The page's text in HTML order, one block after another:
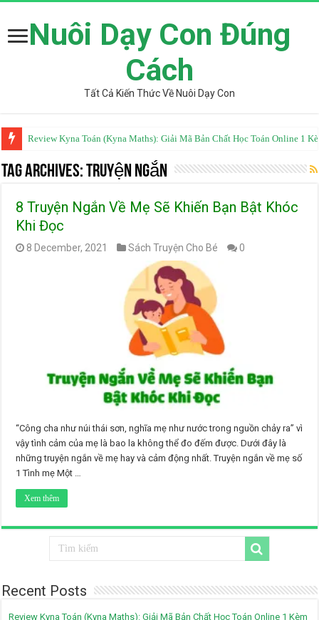
Nuôi Dạy Con Đúng
Cách
Tất Cả Kiến Thức Về Nuôi Dạy Con
Review Kyna Toán (Kyna Maths): Giải Mã Bản Chất Học Toán Online 1
Tag Archives:Truyện Ngắn
8 Truyện Ngắn Về Mẹ Sẽ Khiến Bạn Bật Khóc
Khi Đọc
8 December, 2021 Sách Truyện Cho Bé 0
“Công cha như núi thái sơn, nghĩa mẹ như nước trong nguồn chảy ra” vì
vậy tình cảm của mẹ là bao la không thể đo đếm được. Dưới đây là
những truyện ngắn về mẹ hay và cảm động nhất. Truyện ngắn về mẹ số
1 Tình mẹ Một …
Xem thêm
Recent Posts
Review Kyna Toán (Kyna Maths): Giải Mã Bản Chất Học Toán Online 1 Kèm